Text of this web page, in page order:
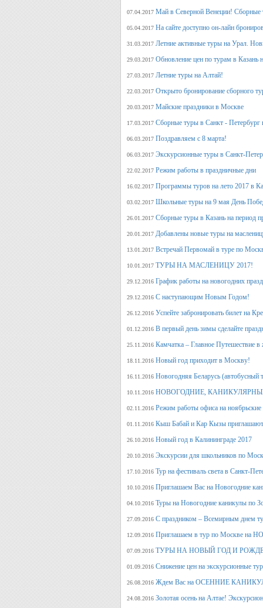
07.04.2017 Май в Северной Венеции! Сборные
05.04.2017 На сайте доступно он-лайн
31.03.2017 Летние активные туры на Урал.
29.03.2017 Обновление цен по турам в Казань
27.03.2017 Летние туры на Алтай!
22.03.2017 Открыто бронирование сборного
20.03.2017 Майские праздники в Москве
17.03.2017 Сборные туры в Санкт - Петербург
06.03.2017 Поздравляем с 8 марта!
06.03.2017 Экскурсионные туры в Санкт-
22.02.2017 Режим работы в праздничные дни
16.02.2017 Программы туров на лето 2017 в
03.02.2017 Школьные туры на 9 мая День
26.01.2017 Сборные туры в Казань на период
20.01.2017 Добавлены новые туры на
13.01.2017 Встречай Первомай в туре по
10.01.2017 ТУРЫ НА МАСЛЕНИЦУ 2017!
29.12.2016 График работы на новогодних
29.12.2016 С наступающим Новым Годом!
26.12.2016 Успейте забронировать билет на
01.12.2016 В первый день зимы сделайте
25.11.2016 Камчатка – Главное Путешествие
18.11.2016 Новый год приходит в Москву!
16.11.2016 Новогодняя Беларусь
10.11.2016 НОВОГОДНИЕ,
02.11.2016 Режим работы офиса на ноябрьские
01.11.2016 Кыш Бабай и Кар Кызы
26.10.2016 Новый год в Калининграде 2017
20.10.2016 Экскурсии для школьников по
17.10.2016 Тур на фестиваль света в Санкт-
10.10.2016 Приглашаем Вас на Новогодние
04.10.2016 Туры на Новогодние каникулы по
27.09.2016 С праздником – Всемирным днем
12.09.2016 Приглашаем в тур по Москве на
07.09.2016 ТУРЫ НА НОВЫЙ ГОД И
01.09.2016 Снижение цен на экскурсионные
26.08.2016 Ждем Вас на ОСЕННИЕ
24.08.2016 Золотая осень на Алтае!